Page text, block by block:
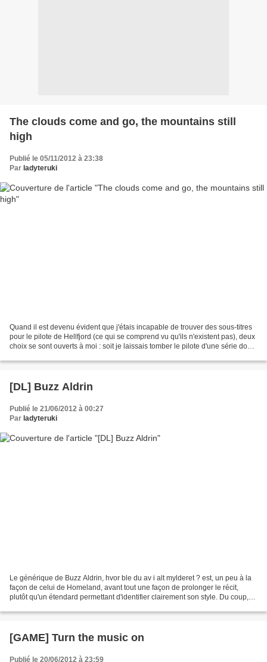
The clouds come and go, the mountains still
high
Publié le 05/11/2012 à 23:38
Par ladyteruki
Quand il est devenu évident que j'étais incapable de trouver des sous-titres
pour le pilote de Hellfjord (ce qui se comprend vu qu'ils n'existent pas), deux
choix se sont ouverts à moi : soit je laissais tomber le pilote d'une série dont
[DL] Buzz Aldrin
Publié le 21/06/2012 à 00:27
Par ladyteruki
Le générique de Buzz Aldrin, hvor ble du av i alt mylderet ? est, un peu à la
façon de celui de Homeland, avant tout une façon de prolonger le récit,
plutôt qu'un étendard permettant d'identifier clairement son style. Du coup,
[GAME] Turn the music on
Publié le 20/06/2012 à 23:59